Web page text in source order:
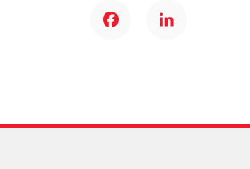
FacebookLinkedIn